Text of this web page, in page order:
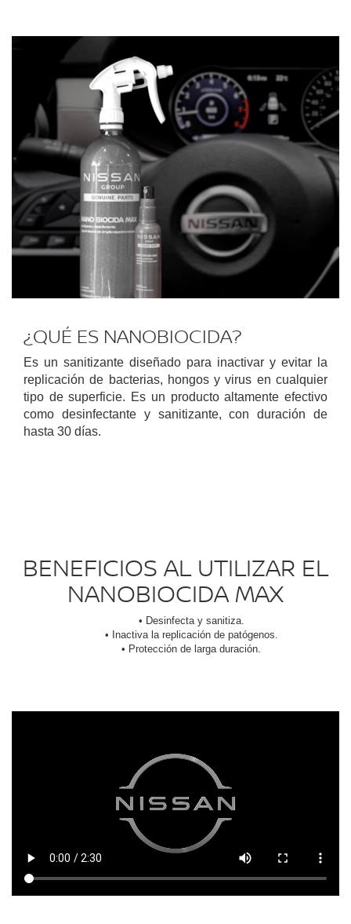
¿QUÉ ES NANOBIOCIDA?
Es un sanitizante diseñado para inactivar y evitar la
replicación de bacterias, hongos y virus en cualquier
tipo de superficie. Es un producto altamente efectivo
como desinfectante y sanitizante, con duración de
hasta 30 días.
BENEFICIOS AL UTILIZAR EL
NANOBIOCIDA MAX
• Desinfecta y sanitiza.
• Inactiva la replicación de patógenos.
• Protección de larga duración.